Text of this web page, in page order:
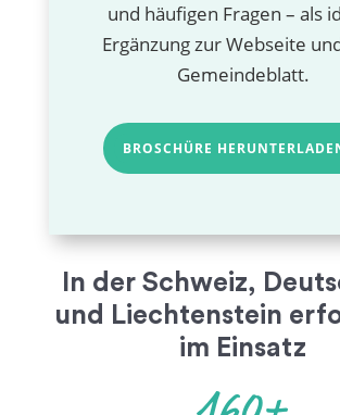
und häufigen Fragen – als
Ergänzung zur Webseite
Gemeindeblatt.
BROSCHÜRE
In der Schweiz,
und Liechtenstein
im Einsatz